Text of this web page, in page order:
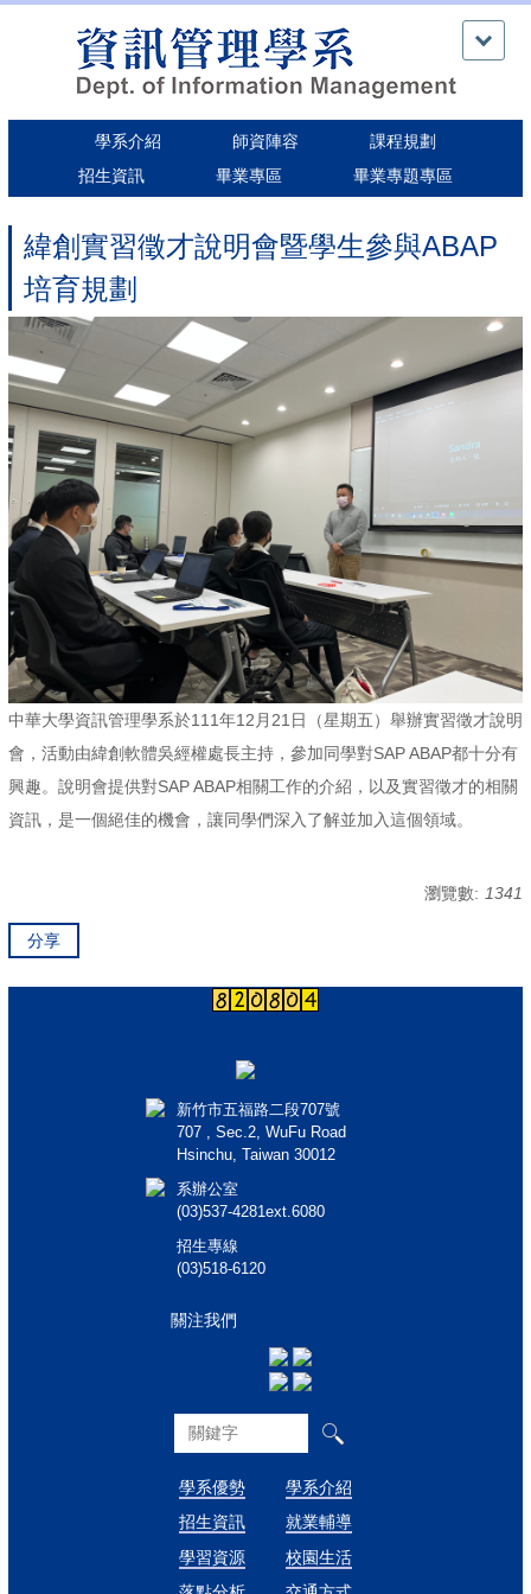
內
學系介紹 師資陣容
課程規劃
招生資訊
畢業專區 畢業專題專區
緯創實習徵才說明會暨學生參與ABAP
培育規劃
中華大學資訊管理學系於111年12月21日（星期五）舉辦實習徵才說明
會，活動由緯創軟體吳經權處長主持，參加同學對SAP ABAP都十分有
興趣。說明會提供對SAP ABAP相關工作的介紹，以及實習徵才的相關
資訊，是一個絕佳的機會，讓同學們深入了解並加入這個領域。
瀏覽數: 1341
分享
新竹市五福路二段707號
707 , Sec.2, WuFu Road
Hsinchu, Taiwan 30012
系辦公室
(03)537-4281ext.6080
招生專線
(03)518-6120
關注我們
學系優勢
招生資訊
學習資源
學系介紹
就業輔導
校園生活